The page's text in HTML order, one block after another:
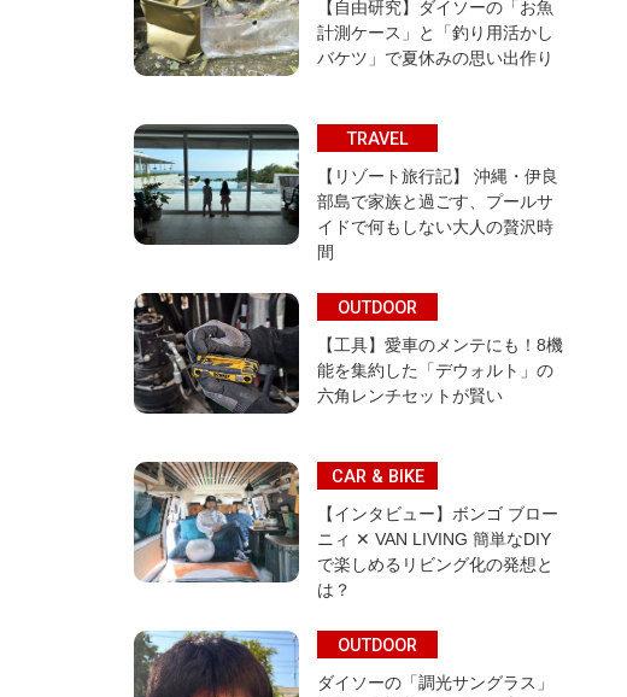
【自由研究】ダイソーの「お魚
計測ケース」と「釣り用活かし
バケツ」で夏休みの思い出作り
TRAVEL
【リゾート旅行記】 沖縄・伊良
部島で家族と過ごす、プールサ
イドで何もしない大人の贅沢時
間
OUTDOOR
【工具】愛車のメンテにも！8機
能を集約した「デウォルト」の
六角レンチセットが賢い
CAR & BIKE
【インタビュー】ボンゴ ブロー
ニィ ✕ VAN LIVING 簡単なDIY
で楽しめるリビング化の発想と
は？
OUTDOOR
ダイソーの「調光サングラス」